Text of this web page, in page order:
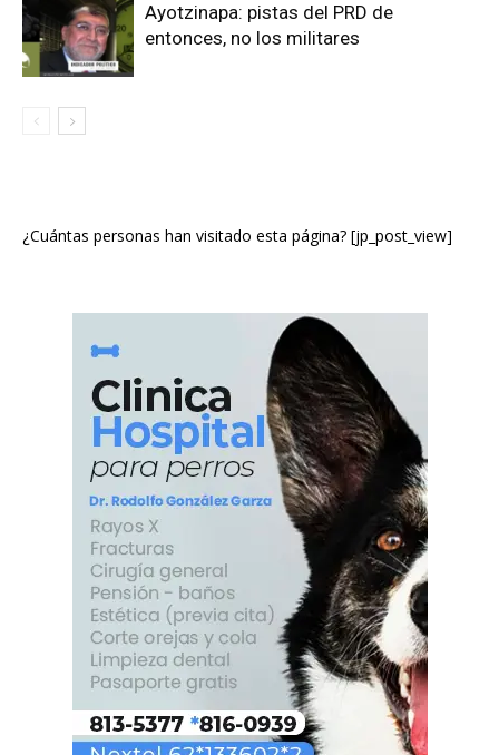
Ayotzinapa: pistas del PRD de
entonces, no los militares
¿Cuántas personas han visitado esta página? [jp_post_view]